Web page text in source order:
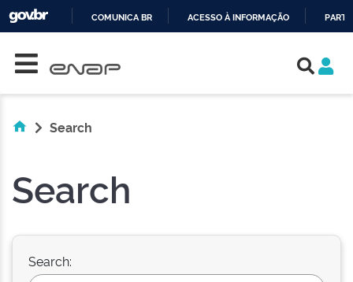
COMUNICA BR ACESSO À INFORMAÇÃO
Search
Search
Search: